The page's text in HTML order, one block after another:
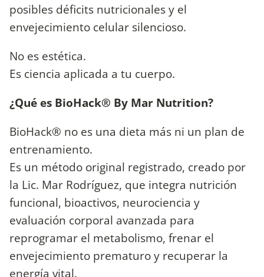
posibles déficits nutricionales y el
envejecimiento celular silencioso.
No es estética.
Es ciencia aplicada a tu cuerpo.
¿Qué es BioHack®️ By Mar Nutrition?
BioHack® no es una dieta más ni un plan de
entrenamiento.
Es un método original registrado, creado por
la Lic. Mar Rodríguez, que integra nutrición
funcional, bioactivos, neurociencia y
evaluación corporal avanzada para
reprogramar el metabolismo, frenar el
envejecimiento prematuro y recuperar la
energía vital.